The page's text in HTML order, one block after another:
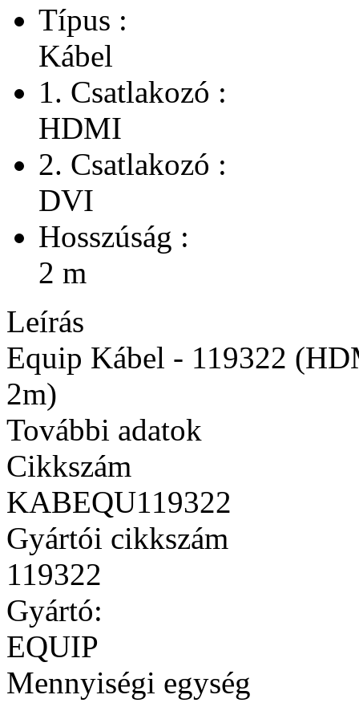
Típus :
Kábel
1. Csatlakozó :
HDMI
2. Csatlakozó :
DVI
Hosszúság :
2 m
Leírás
Equip Kábel - 119322
2m)
További adatok
Cikkszám
KABEQU119322
Gyártói cikkszám
119322
Gyártó:
EQUIP
Mennyiségi egység